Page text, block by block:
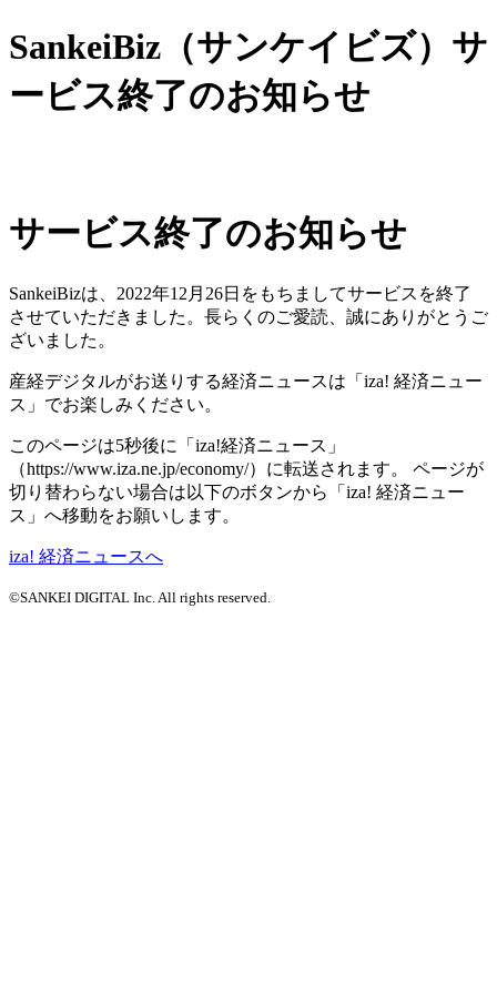
SankeiBiz（サンケイビズ）サ
ービス終了のお知らせ
サービス終了のお知らせ
SankeiBizは、2022年12月26日をもちましてサービスを終了
させていただきました。長らくのご愛読、誠にありがとうご
ざいました。
産経デジタルがお送りする経済ニュースは「iza! 経済ニュー
ス」でお楽しみください。
このページは5秒後に「iza!経済ニュース」
（https://www.iza.ne.jp/economy/）に転送されます。 ページが
切り替わらない場合は以下のボタンから「iza! 経済ニュー
ス」へ移動をお願いします。
iza! 経済ニュースへ
©SANKEI DIGITAL Inc. All rights reserved.